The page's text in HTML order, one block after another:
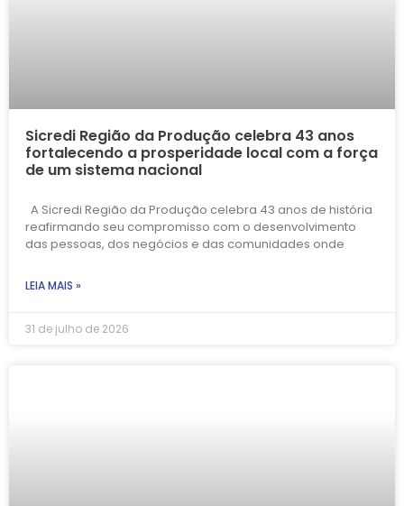
Sicredi Região da Produção celebra 43 anos
fortalecendo a prosperidade local com a força
de um sistema nacional
A Sicredi Região da Produção celebra 43 anos de história
reafirmando seu compromisso com o desenvolvimento
das pessoas, dos negócios e das comunidades onde
LEIA MAIS »
31 de julho de 2026